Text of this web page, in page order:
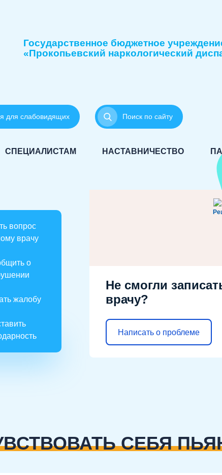
Государственное бюджетное
«Прокопьевский наркологический
для слабовидящих Поиск по сайту
СПЕЦИАЛИСТАМ НАСТАВНИЧЕСТВО
вопрос
врачу
о
жалобу
Не смогли
врачу?
Написать о проблеме
СЕБЯ